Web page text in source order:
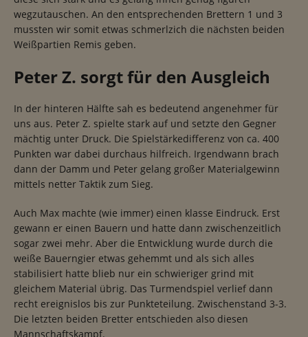
wegzutauschen. An den entsprechenden Brettern 1 und 3
mussten wir somit etwas schmerlzich die nächsten beiden
Weißpartien Remis geben.
Peter Z. sorgt für den Ausgleich
In der hinteren Hälfte sah es bedeutend angenehmer für
uns aus. Peter Z. spielte stark auf und setzte den Gegner
mächtig unter Druck. Die Spielstärkedifferenz von ca. 400
Punkten war dabei durchaus hilfreich. Irgendwann brach
dann der Damm und Peter gelang großer Materialgewinn
mittels netter Taktik zum Sieg.
Auch Max machte (wie immer) einen klasse Eindruck. Erst
gewann er einen Bauern und hatte dann zwischenzeitlich
sogar zwei mehr. Aber die Entwicklung wurde durch die
weiße Bauerngier etwas gehemmt und als sich alles
stabilisiert hatte blieb nur ein schwieriger grind mit
gleichem Material übrig. Das Turmendspiel verlief dann
recht ereignislos bis zur Punkteteilung. Zwischenstand 3-3.
Die letzten beiden Bretter entschieden also diesen
Mannschaftskampf.